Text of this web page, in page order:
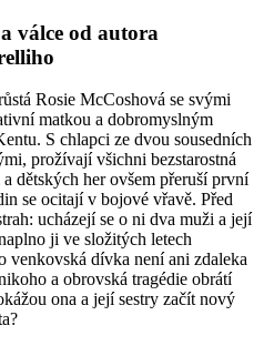
válce od autora
Rosie McCoshová se svými
matkou a dobromyslným
S chlapci ze dvou sousedních
prožívají všichni bezstarostná
dětských her ovšem přeruší první
se ocitají v bojové vřavě. Před
ucházejí se o ni dva muži a její
ji ve složitých letech
venkovská dívka není ani zdaleka
a obrovská tragédie obrátí
ona a její sestry začít nový